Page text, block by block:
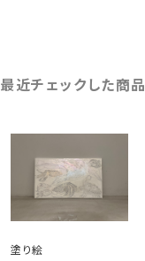
最近チェックした商品
塗り絵